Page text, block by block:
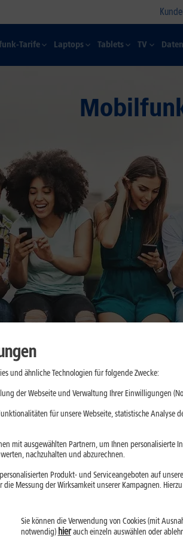
Tarife Laptops Tablets TV
Updates
belasten. Mit
kannst Du
und ähnliche Technologien für folgende Zwecke:
der Webseite und Verwaltung Ihrer Einwilligungen
für unsere Webseite, statistische Analyse
mit ausgewählten Partnern, um Ihnen personalisierte
nachzuhalten und abzurechnen.
Produkt- und Serviceangeboten auf
Messung der Wirksamkeit unserer Kampagnen.
Sie können die Verwendung von Cookies (mit
notwendig) hierauch einzeln auswählen oder